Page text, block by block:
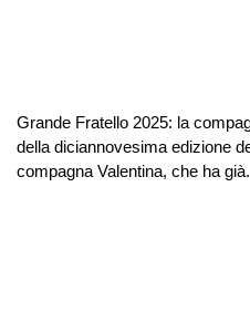
Grande Fratello 2025: la
della diciannovesima edizione
compagna Valentina, che ha